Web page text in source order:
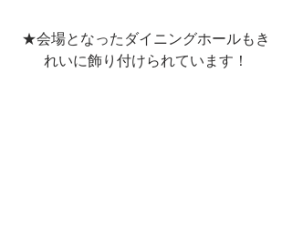
★会場となったダイニングホールもき
れいに飾り付けられています！